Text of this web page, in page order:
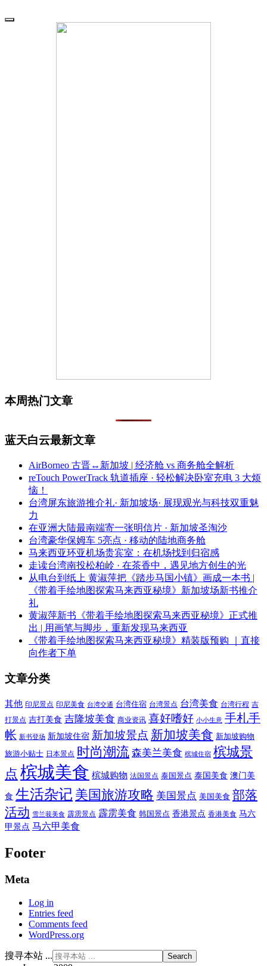
本周热门文章
蓝天白云最新文章
AirBorneo 古晋↔新加坡 | 经济舱 vs 商务舱全解析
reTouch PowerTrack 轨道插座 · 轻松解决卧室充电 3 大烦
恼！
台湾屏东旅游推介礼· 新加坡场· 展现观光与科技双重魅
力
在亚洲大陆最南端寄一张明信片 · 新加坡圣淘沙
台湾豪华保姆车 5亮点 · 移动的陆地商务舱
马来西亚环亚机场贵宾室：在机场找到归宿感
走读台湾南投松柏岭 · 在茶香中，遇见地方创生的光
从电台到纸上 黄淑萍把《踏步马国小镇》画成一本书 |
《带着手绘地图探索马来西亚秘境》新加坡场新书推介
礼
黄淑萍新书《带着手绘地图探索马来西亚秘境》正式推
出 | 用画笔与脚步，重新发现马来西亚
《带着手绘地图探索马来西亚秘境》精装版预购 ｜直接
向作者下单
文章分类
其他 印尼景点 印尼美食 台湾交通 台湾住宿 台湾景点 台湾美食 台湾行程 吉
打景点 吉打美食 吉隆坡美食 商业资讯 喜好嗜好 小小生意 手札手
帐 新书登场 新加坡住宿 新加坡景点 新加坡美食 新加坡购物
旅游小贴士 日本景点 时尚潮流 森美兰美食 槟城住宿 槟城景
点 槟城美食 槟城购物 法国景点 泰国景点 泰国美食 澳门美
食 生活杂记 美国旅游攻略 美国景点 美国美食 部落
活动 雪兰莪美食 霹雳景点 霹雳美食 韩国景点 香港景点 香港美食 马六
甲景点 马六甲美食
Footer
Meta
Log in
Entries feed
Comments feed
WordPress.org
搜寻本站 ...